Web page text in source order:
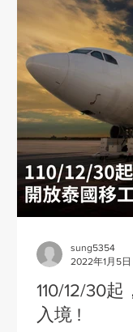
110/12/30起
入境 !
sung5354
2022年1月5日